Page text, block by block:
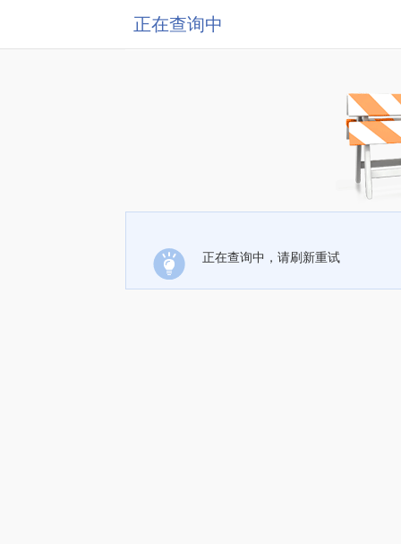
正在查询中
正在查询中，请刷新重试